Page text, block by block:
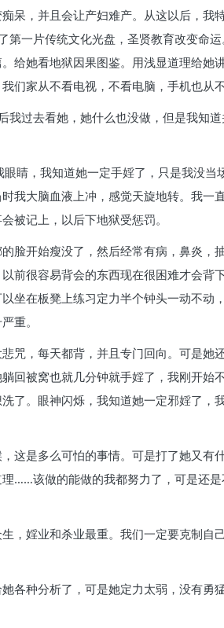
呆，并且会让产妇难产。从这以后，我
一片传统文化光盘，圣贤教育改变命
她看地狱因果图鉴。用浅显道理给她
家从不看电视，不看电脑，手机也从
过去看她，她什么也没做，但是我知
睛，我知道她一定手婬了，只是我没当
我大脑血液上冲，感觉天旋地转。我一
被记上，以后下地狱受惩罚。
脸开始瘦没了，然后经常有病，鼻炎，
前很容易背会的东西现在很困难才会背
坐在板凳上练习定力半个钟头一动不动
重。
咒，每天都背，并且专门回向。可是她
回被窝也就几分钟就手婬了，我刚开始
了。眼神闪烁，我知道她一定邪婬了，
这是多么可怕的事情。可是打了她又有
……该做的能做的我都努力了，可是还
，婬业和杀业最重。我们一定要克制自
各种分析了，可是她定力太弱，没有勇